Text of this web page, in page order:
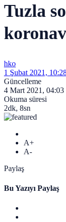
Tuzla
hko
1 Şubat 2021,
Güncelleme
4 Mart 2021, 04:03
Okuma süresi
2dk, 8sn
A+
A-
Paylaş
Bu Yazıyı Paylaş